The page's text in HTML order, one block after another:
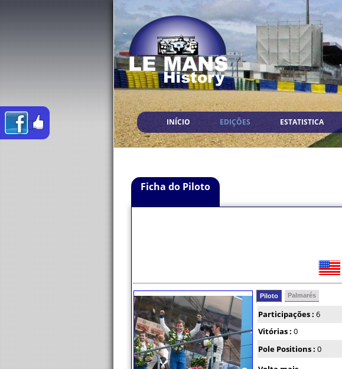
INÍCIO EDIÇÕES ESTATISTICA
Ficha do Piloto
Piloto Palmarés
Participações : 6
Vitórias : 0
Pole Positions : 0